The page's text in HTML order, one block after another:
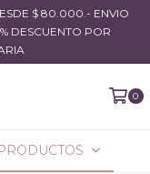
$ 80.000.- ENVIO
DESCUENTO POR
0